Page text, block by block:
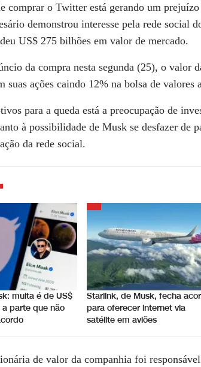
comprar o Twitter está gerando um
demonstrou interesse pela rede social
US$ 275 bilhões em valor de mercado.
da compra nesta segunda (25), o valor
suas ações caindo 12% na bolsa de valores
para a queda está a preocupação de
à possibilidade de Musk se desfazer de
da rede social.
multa é de US$
a parte que não
Starlink, de Musk, fecha
para oferecer internet via
satélite em aviões
de valor da companhia foi